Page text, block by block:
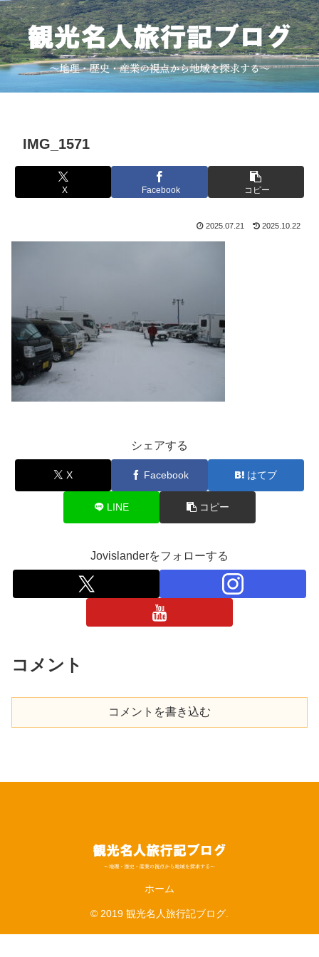
IMG_1571
X Facebook コピー
2025.07.21 2025.10.22
シェアする
X Facebook はてブ
LINE コピー
Jovislanderをフォローする
コメント
コメントを書き込む
ホーム
© 2019 観光名人旅行記ブログ.